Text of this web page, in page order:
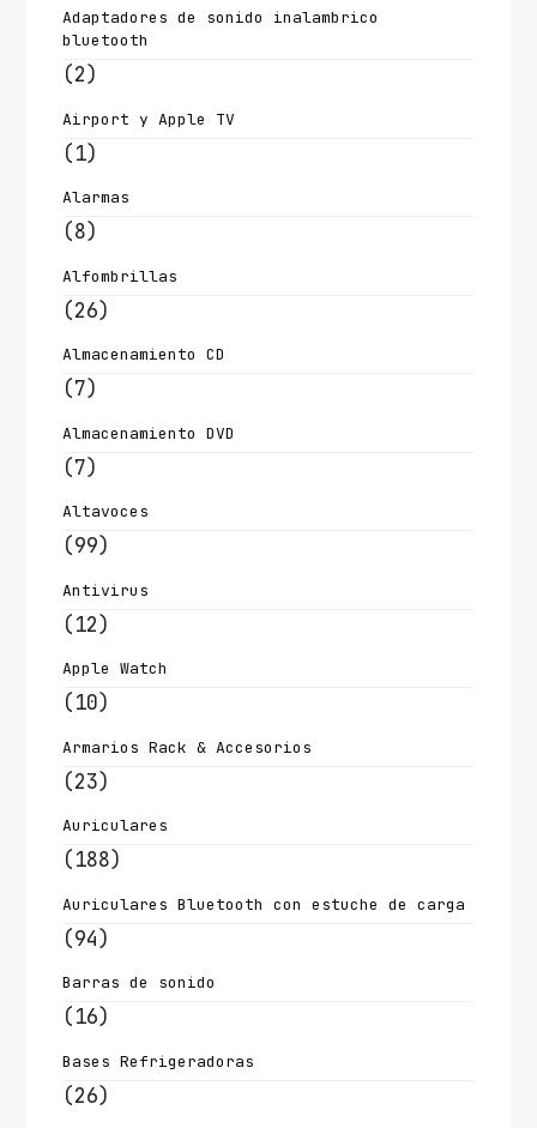
Adaptadores de sonido inalambrico
bluetooth
(2)
Airport y Apple TV
(1)
Alarmas
(8)
Alfombrillas
(26)
Almacenamiento CD
(7)
Almacenamiento DVD
(7)
Altavoces
(99)
Antivirus
(12)
Apple Watch
(10)
Armarios Rack & Accesorios
(23)
Auriculares
(188)
Auriculares Bluetooth con estuche de carga
(94)
Barras de sonido
(16)
Bases Refrigeradoras
(26)